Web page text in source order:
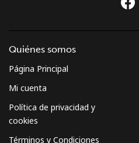
Quiénes somos
Página Principal
Mi cuenta
Política de privacidad y
cookies
Términos y Condiciones